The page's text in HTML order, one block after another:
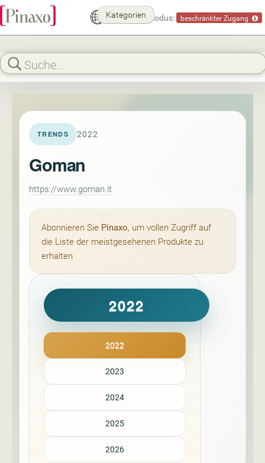
Demomodus: beschränkter Zugang
Kategorien
TRENDS 2022
Goman
https://www.goman.it
Abonnieren Sie Pinaxo, um vollen Zugriff auf
die Liste der meistgesehenen Produkte zu
erhalten
2022
2022
2023
2024
2025
2026